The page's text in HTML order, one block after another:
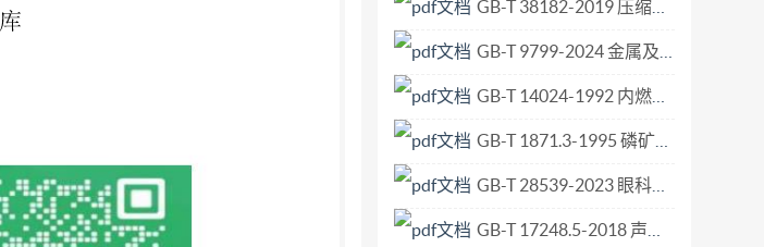
GB-T 38182-2019 压缩空气 能效 评估.pdf
GB-T 9799-2024 金属及其他无机覆盖层 钢铁上经过处理的锌电镀层.pdf
GB-T 14024-1992 内燃机电站无线电干扰特性的测量方法及允许值 传导干扰.pdf
GB-T 1871.3-1995 磷矿石和磷精矿中氧化铝含量的测定 容量法和分光光度法.pdf
GB-T 28539-2023 眼科光学 接触镜和接触镜护理产品 防腐剂摄入和释放的测定.pdf
GB-T 17248.5-2018 声学 机器和设备发射的噪声 采用准确环境修正测定工作位置和其他指定位置的发射声压级.pdf